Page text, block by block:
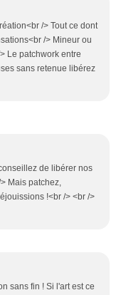
/> Tout ce dont
/> Mineur ou
Le patchwork entre
sans retenue libérez
de libérer nos
Mais patchez,
!<br /> <br />
sans fin ! Si l'art est ce